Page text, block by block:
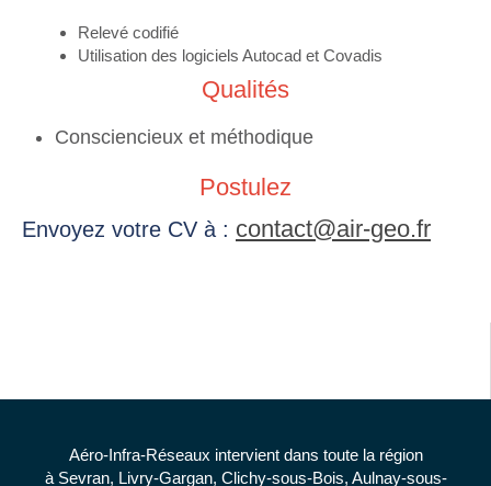
Relevé codifié
Utilisation des logiciels Autocad et Covadis
Qualités
Consciencieux et méthodique
Postulez
Envoyez votre CV à : contact@air-geo.fr
Aéro-Infra-Réseaux intervient dans toute la région
à Sevran, Livry-Gargan, Clichy-sous-Bois, Aulnay-sous-